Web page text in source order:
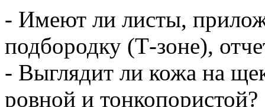
- Имеют ли листы,
подбородку (Т-зоне),
- Выглядит ли кожа на
ровной и тонкопористой?